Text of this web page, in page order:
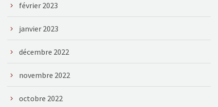
février 2023
janvier 2023
décembre 2022
novembre 2022
octobre 2022